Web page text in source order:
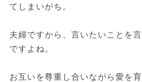
てしまいがち。
夫婦ですから、言いたいことを
ですよね。
お互いを尊重し合いながら愛を